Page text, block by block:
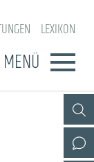
LEXIKON
MENÜ